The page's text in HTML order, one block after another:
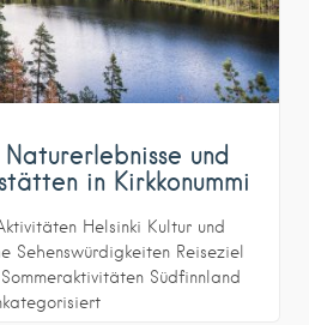
und
in Kirkkonummi
Helsinki Kultur und
Sehenswürdigkeiten Reiseziel
Sommeraktivitäten Südfinnland